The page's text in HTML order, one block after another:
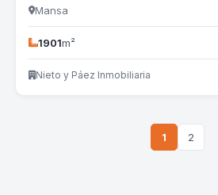
Mansa
1901m²
Nieto y Páez Inmobiliaria
1 2